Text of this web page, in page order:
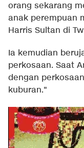
orang sekarang
anak perempuan
Harris Sultan di
Ia kemudian
perkosaan. Saat
dengan
kuburan."